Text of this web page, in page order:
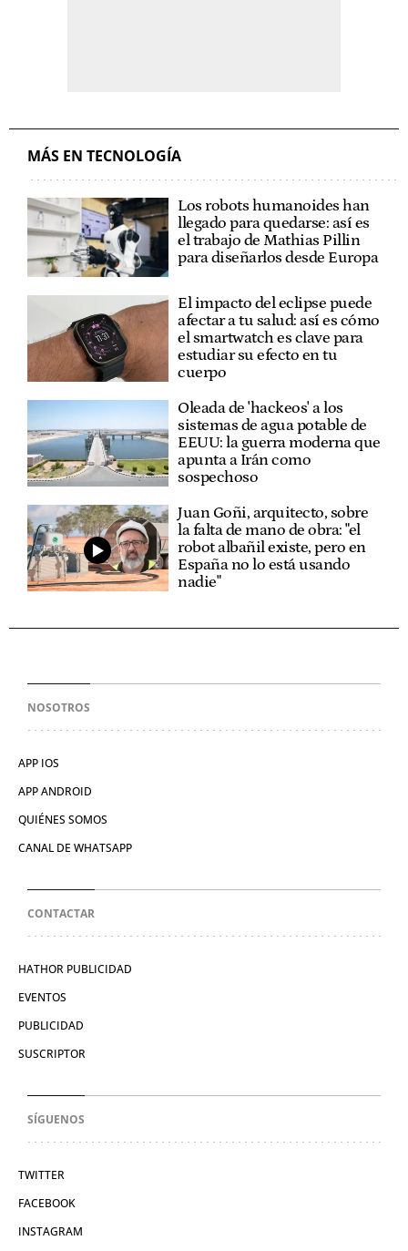
MÁS EN TECNOLOGÍA
Los robots humanoides han
llegado para quedarse: así es
el trabajo de Mathias Pillin
para diseñarlos desde Europa
El impacto del eclipse puede
afectar a tu salud: así es cómo
el smartwatch es clave para
estudiar su efecto en tu
cuerpo
Oleada de 'hackeos' a los
sistemas de agua potable de
EEUU: la guerra moderna que
apunta a Irán como
sospechoso
Juan Goñi, arquitecto, sobre
la falta de mano de obra: "el
robot albañil existe, pero en
España no lo está usando
nadie"
NOSOTROS
APP IOS
APP ANDROID
QUIÉNES SOMOS
CANAL DE WHATSAPP
CONTACTAR
HATHOR PUBLICIDAD
EVENTOS
PUBLICIDAD
SUSCRIPTOR
SÍGUENOS
TWITTER
FACEBOOK
INSTAGRAM